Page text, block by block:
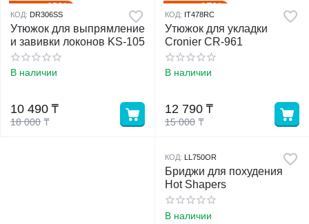
42%
КОД: DR306SS
Утюжок для выпрямление
и завивки локонов KS-105
В наличии
18 000 ₸
10 490 ₸
15%
КОД: IT478RC
Утюжок для укладки
Cronier CR-961
В наличии
15 000 ₸
12 790 ₸
КОД: LL750OR
Бриджи для похудения
Hot Shapers
В наличии